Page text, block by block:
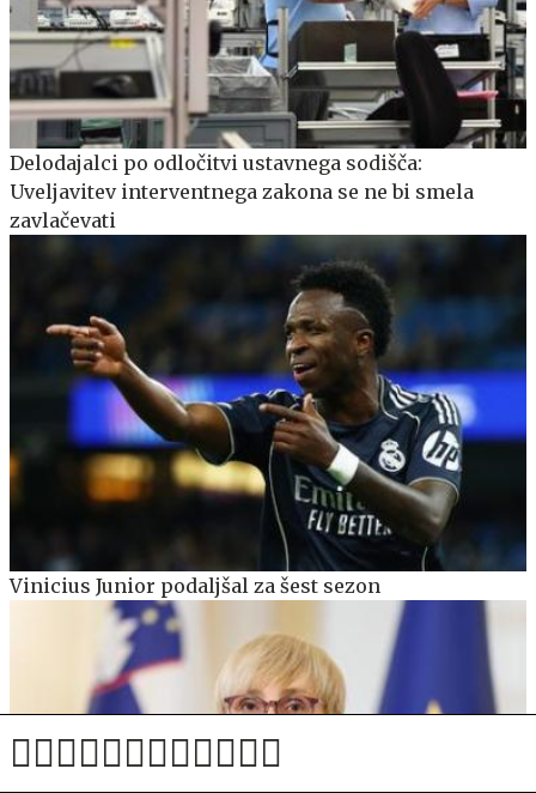
Delodajalci po odločitvi ustavnega sodišča:
Uveljavitev interventnega zakona se ne bi smela
zavlačevati
Vinicius Junior podaljšal za šest sezon